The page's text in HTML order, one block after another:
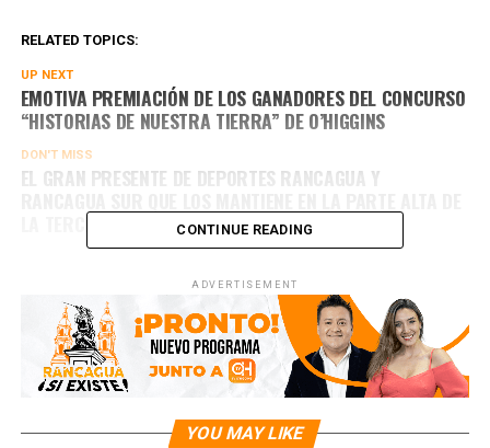
RELATED TOPICS:
UP NEXT
EMOTIVA PREMIACIÓN DE LOS GANADORES DEL CONCURSO
“HISTORIAS DE NUESTRA TIERRA” DE O’HIGGINS
DON'T MISS
EL GRAN PRESENTE DE DEPORTES RANCAGUA Y
LA TERCERA B
CONTINUE READING
ADVERTISEMENT
YOU MAY LIKE